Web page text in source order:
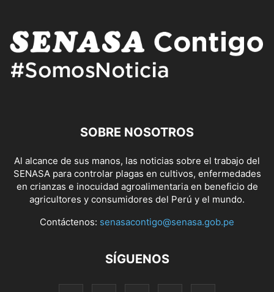
SOBRE NOSOTROS
Al alcance de sus manos, las noticias sobre el trabajo del
SENASA para controlar plagas en cultivos, enfermedades
en crianzas e inocuidad agroalimentaria en beneficio de
agricultores y consumidores del Perú y el mundo.
Contáctenos: senasacontigo@senasa.gob.pe
SÍGUENOS